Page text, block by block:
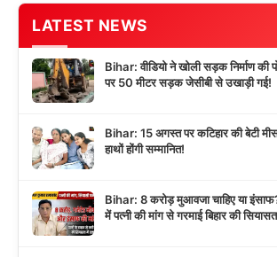
LATEST NEWS
Bihar: वीडियो ने खोली सड़क निर्माण
पर 50 मीटर सड़क जेसीबी से उखाड़ी गई!
Bihar: 15 अगस्त पर कटिहार की बेटी
हाथों होंगी सम्मानित!
Bihar: 8 करोड़ मुआवजा चाहिए या
में पत्नी की मांग से गरमाई बिहार की